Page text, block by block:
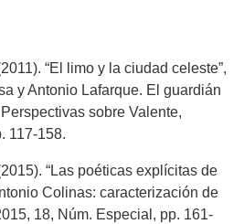
“El limo y la ciudad celeste”,
y Antonio Lafarque. El guardián
sobre Valente,
117-158.
“Las poéticas explícitas de
Colinas: caracterización de
18, Núm. Especial, pp. 161-